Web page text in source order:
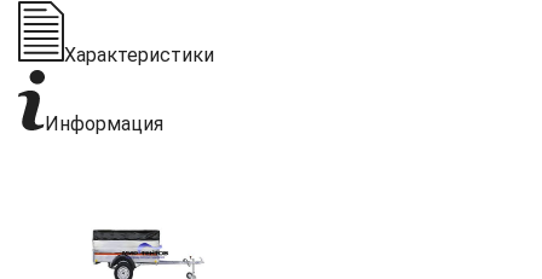
Характеристики
Информация